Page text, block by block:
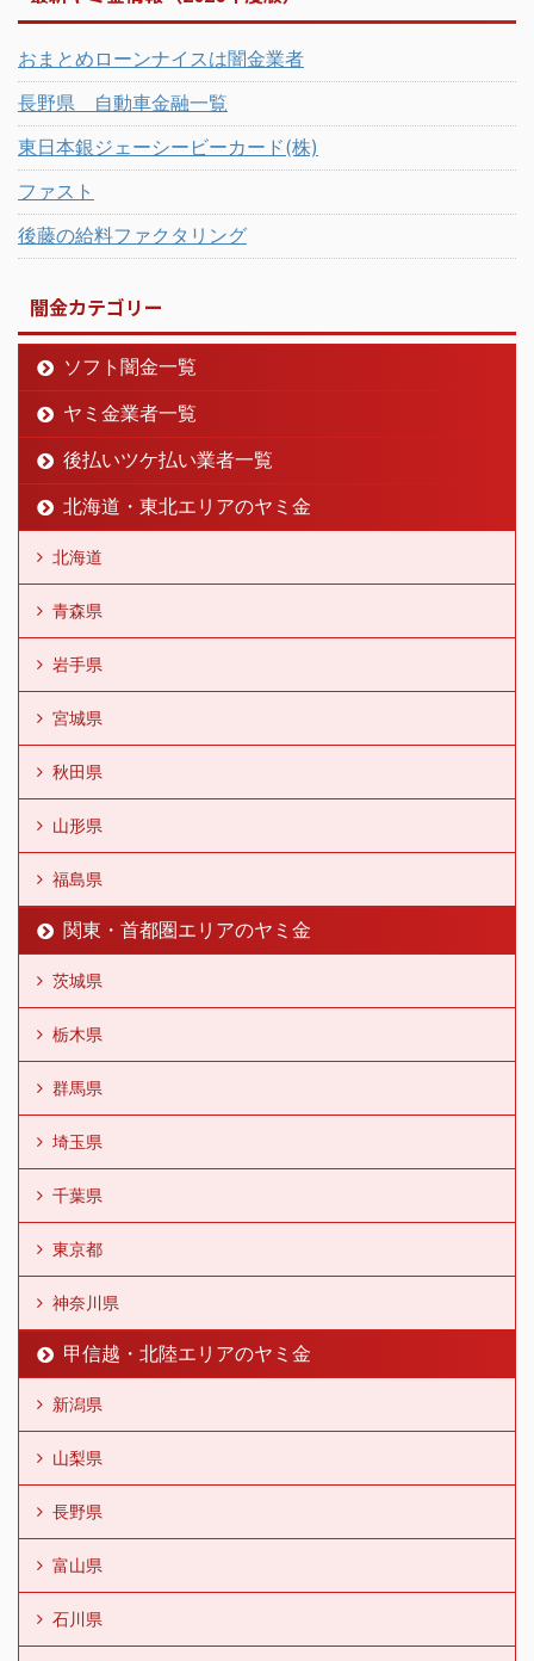
おまとめローンナイスは闇金業者
長野県 自動車金融一覧
東日本銀ジェーシービーカード(株)
ファスト
後藤の給料ファクタリング
闇金カテゴリー
ソフト闇金一覧
ヤミ金業者一覧
後払いツケ払い業者一覧
北海道・東北エリアのヤミ金
北海道
青森県
岩手県
宮城県
秋田県
山形県
福島県
関東・首都圏エリアのヤミ金
茨城県
栃木県
群馬県
埼玉県
千葉県
東京都
神奈川県
甲信越・北陸エリアのヤミ金
新潟県
山梨県
長野県
富山県
石川県